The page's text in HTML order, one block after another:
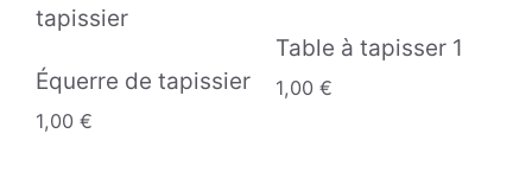
Équerre de tapissier
1,00 €
Table à tapisser 1
1,00 €